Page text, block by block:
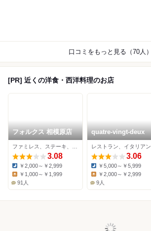
口コミをもっと見る（70人）
[PR] 近くの洋食・西洋料理のお店
フォルクス 相模原店
3.08
Dinner:
￥2,000～￥2,999
Lunch:
￥1,000～￥1,999
91人
quatre-vingt-deux
レストラン、イタリアン
3.06
Dinner:
￥5,000～￥5,999
Lunch:
￥2,000～￥2,999
9人